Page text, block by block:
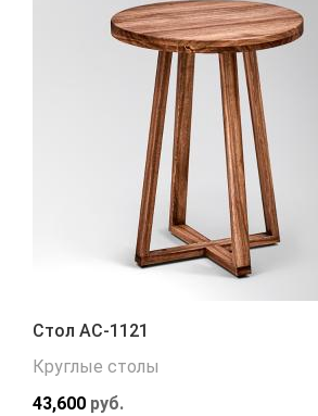
Стол АС-1121
Круглые столы
43,600 руб.